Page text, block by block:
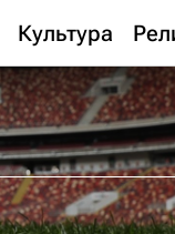
Культура